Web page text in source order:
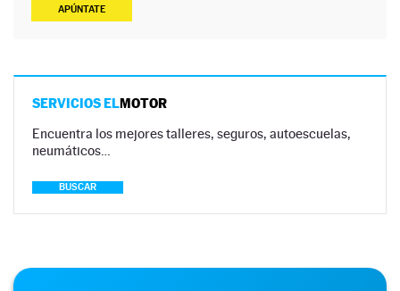
APÚNTATE
SERVICIOS ELMOTOR
Encuentra los mejores talleres, seguros, autoescuelas,
neumáticos…
BUSCAR